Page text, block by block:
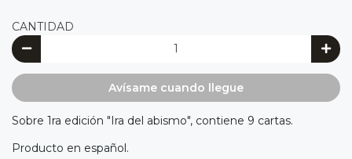
CANTIDAD
Avísame cuando llegue
Sobre 1ra edición "Ira del abismo", contiene 9 cartas.
Producto en español.